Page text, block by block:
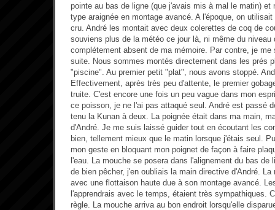
pointe au bas de ligne (que j'avais mis à mal le matin) et
type araignée en montage avancé. A l'époque, on
cru. André les montait avec deux colerettes de coq de
souviens plus de la météo ce jour là, ni même du niveau
complétement absent de ma mémoire. Par contre, je
suite. Nous sommes montés directement dans les prés
"piscine". Au premier petit "plat", nous avons stoppé.
Effectivement, après très peu d'attente, le premier
truite. C'est encore une fois un peu vague dans mon
ce poisson, je ne l'ai pas attaqué seul. André est passé
tenu la Kunan à deux. La poignée était dans ma main,
d'André. Je me suis laissé guider tout en écoutant les
bien, tellement mieux que le matin lorsque j'étais seul.
mon geste en bloquant mon poignet de façon à faire
l'eau. La mouche se posera dans l'alignement du bas
de bien pêcher, j'en oubliais la main directive d'André.
avec une flottaison haute due à son montage avancé.
l'apprendrais avec le temps, étaient très sympathiques.
règle. La mouche arriva au bon endroit lorsqu'elle